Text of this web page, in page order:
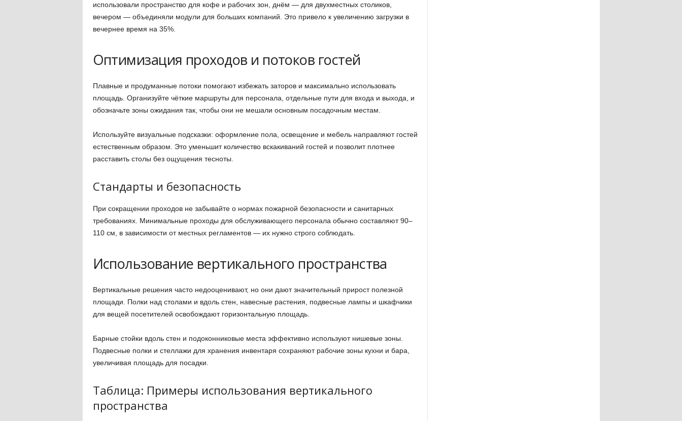
использовали пространство для кофе и рабочих зон, днём — для двухместных столиков,
вечером — объединяли модули для больших компаний. Это привело к увеличению загрузки в
вечернее время на 35%.
Оптимизация проходов и потоков гостей
Плавные и продуманные потоки помогают избежать заторов и максимально использовать
площадь. Организуйте чёткие маршруты для персонала, отдельные пути для входа и выхода, и
обозначьте зоны ожидания так, чтобы они не мешали основным посадочным местам.
Используйте визуальные подсказки: оформление пола, освещение и мебель направляют гостей
естественным образом. Это уменьшит количество вскакиваний гостей и позволит плотнее
расставить столы без ощущения тесноты.
Стандарты и безопасность
При сокращении проходов не забывайте о нормах пожарной безопасности и санитарных
требованиях. Минимальные проходы для обслуживающего персонала обычно составляют 90–
110 см, в зависимости от местных регламентов — их нужно строго соблюдать.
Использование вертикального пространства
Вертикальные решения часто недооценивают, но они дают значительный прирост полезной
площади. Полки над столами и вдоль стен, навесные растения, подвесные лампы и шкафчики
для вещей посетителей освобождают горизонтальную площадь.
Барные стойки вдоль стен и подоконниковые места эффективно используют нишевые зоны.
Подвесные полки и стеллажи для хранения инвентаря сохраняют рабочие зоны кухни и бара,
увеличивая площадь для посадки.
Таблица: Примеры использования вертикального
пространства